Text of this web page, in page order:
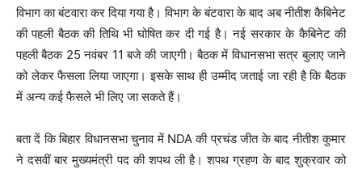
विभाग का बंटवारा कर दिया गया है। विभाग के बंटवारा के बाद अब नीतीश कैबिनेट
की पहली बैठक की तिथि भी घोषित कर दी गई है। नई सरकार के कैबिनेट की
पहली बैठक 25 नवंबर 11 बजे की जाएगी। बैठक में विधानसभा सत्र बुलाए जाने
को लेकर फैसला लिया जाएगा। इसके साथ ही उम्मीद जताई जा रही है कि बैठक
में अन्य कई फैसले भी लिए जा सकते हैं।
बता दें कि बिहार विधानसभा चुनाव में NDA की प्रचंड जीत के बाद नीतीश कुमार
ने दसवीं बार मुख्यमंत्री पद की शपथ ली है। शपथ ग्रहण के बाद शुक्रवार को